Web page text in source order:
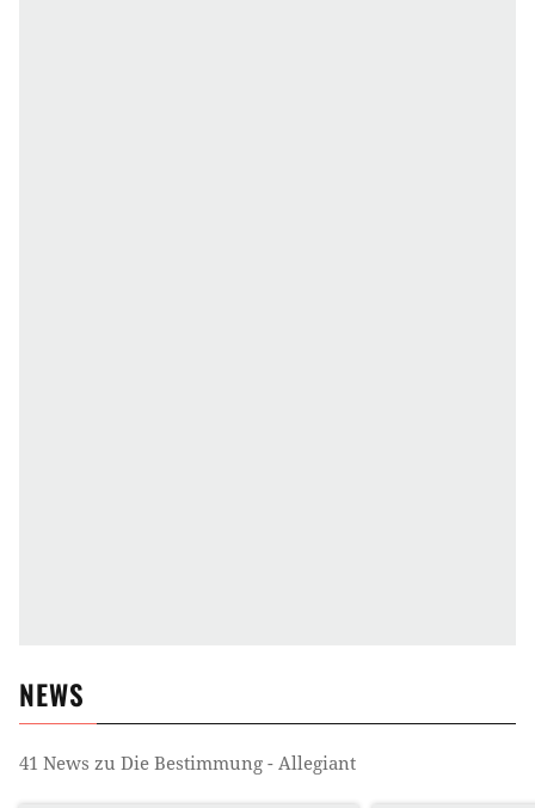
NEWS
41 News zu Die Bestimmung - Allegiant